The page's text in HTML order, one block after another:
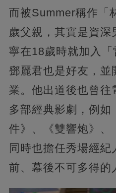
而被Summer稱作「
歲父親，其實是資深
寧在18歲時就加入
鄧麗君也是好友，並
業。他出道後也曾往
多部經典影劇，例如
件》、《雙響炮》、
同時也擔任秀場經
前、幕後不可多得的